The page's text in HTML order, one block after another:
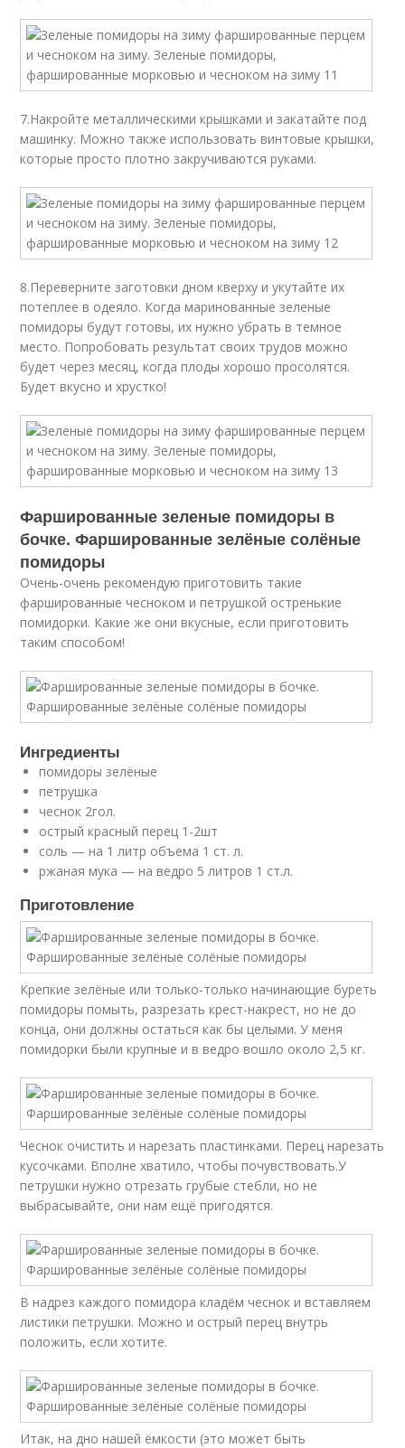
7.Накройте металлическими крышками и закатайте под
машинку. Можно также использовать винтовые крышки,
которые просто плотно закручиваются руками.
8.Переверните заготовки дном кверху и укутайте их
потеплее в одеяло. Когда маринованные зеленые
помидоры будут готовы, их нужно убрать в темное
место. Попробовать результат своих трудов можно
будет через месяц, когда плоды хорошо просолятся.
Будет вкусно и хрустко!
Фаршированные зеленые помидоры в
бочке. Фаршированные зелёные солёные
помидоры
Очень-очень рекомендую приготовить такие
фаршированные чесноком и петрушкой остренькие
помидорки. Какие же они вкусные, если приготовить
таким способом!
Ингредиенты
помидоры зелёные
петрушка
чеснок 2гол.
острый красный перец 1-2шт
соль — на 1 литр объема 1 ст. л.
ржаная мука — на ведро 5 литров 1 ст.л.
Приготовление
Крепкие зелёные или только-только начинающие буреть
помидоры помыть, разрезать крест-накрест, но не до
конца, они должны остаться как бы целыми. У меня
помидорки были крупные и в ведро вошло около 2,5 кг.
Чеснок очистить и нарезать пластинками. Перец нарезать
кусочками. Вполне хватило, чтобы почувствовать.У
петрушки нужно отрезать грубые стебли, но не
выбрасывайте, они нам ещё пригодятся.
В надрез каждого помидора кладём чеснок и вставляем
листики петрушки. Можно и острый перец внутрь
положить, если хотите.
Итак, на дно нашей ёмкости (это может быть